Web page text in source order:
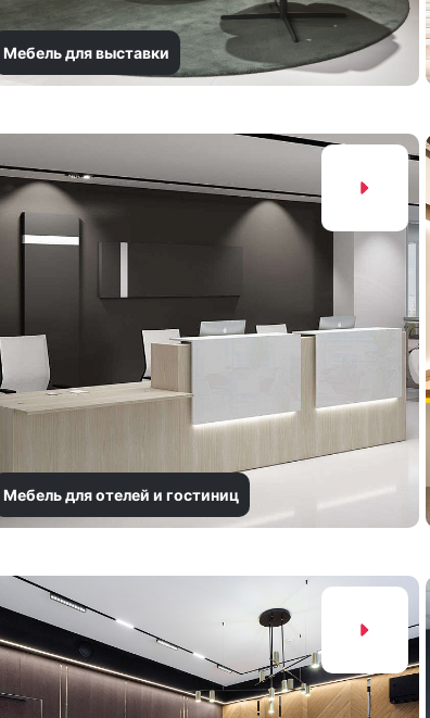
Мебель для выставки
Мебель для отелей и гостиниц